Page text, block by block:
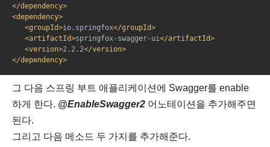
</dependency>
<dependency>
   <groupId>
io.springfox</groupId>
   <artifactId>
springfox-swagger-ui</artifactId>
   <version>
2.2.2</version>
</dependency>
그 다음 스프링 부트 애플리케이션에 Swagger를 enable
하게 한다. @EnableSwagger2 어노테이션을 추가해주면
된다.
그리고 다음 메소드 두 가지를 추가해준다.